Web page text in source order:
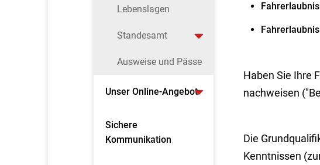
Lebenslagen
Standesamt
Ausweise und Pässe
Unser Online-Angebot
Sichere
Kommunikation
Haben Sie Ihre
nachweisen
Die
Kenntnissen